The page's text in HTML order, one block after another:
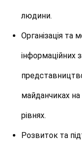
людини.
Організація та
інформаційних
майданчиках
рівнях.
Розвиток та